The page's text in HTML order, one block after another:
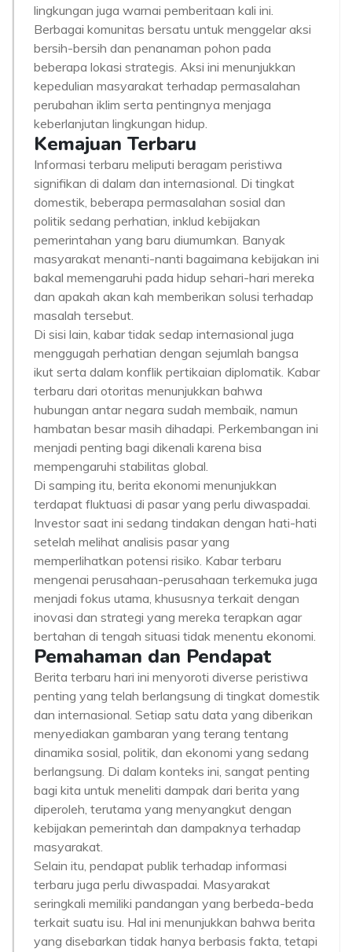
lingkungan juga warnai pemberitaan kali ini.
Berbagai komunitas bersatu untuk menggelar aksi
bersih-bersih dan penanaman pohon pada
beberapa lokasi strategis. Aksi ini menunjukkan
kepedulian masyarakat terhadap permasalahan
perubahan iklim serta pentingnya menjaga
keberlanjutan lingkungan hidup.
Kemajuan Terbaru
Informasi terbaru meliputi beragam peristiwa
signifikan di dalam dan internasional. Di tingkat
domestik, beberapa permasalahan sosial dan
politik sedang perhatian, inklud kebijakan
pemerintahan yang baru diumumkan. Banyak
masyarakat menanti-nanti bagaimana kebijakan ini
bakal memengaruhi pada hidup sehari-hari mereka
dan apakah akan kah memberikan solusi terhadap
masalah tersebut.
Di sisi lain, kabar tidak sedap internasional juga
menggugah perhatian dengan sejumlah bangsa
ikut serta dalam konflik pertikaian diplomatik. Kabar
terbaru dari otoritas menunjukkan bahwa
hubungan antar negara sudah membaik, namun
hambatan besar masih dihadapi. Perkembangan ini
menjadi penting bagi dikenali karena bisa
mempengaruhi stabilitas global.
Di samping itu, berita ekonomi menunjukkan
terdapat fluktuasi di pasar yang perlu diwaspadai.
Investor saat ini sedang tindakan dengan hati-hati
setelah melihat analisis pasar yang
memperlihatkan potensi risiko. Kabar terbaru
mengenai perusahaan-perusahaan terkemuka juga
menjadi fokus utama, khususnya terkait dengan
inovasi dan strategi yang mereka terapkan agar
bertahan di tengah situasi tidak menentu ekonomi.
Pemahaman dan Pendapat
Berita terbaru hari ini menyoroti diverse peristiwa
penting yang telah berlangsung di tingkat domestik
dan internasional. Setiap satu data yang diberikan
menyediakan gambaran yang terang tentang
dinamika sosial, politik, dan ekonomi yang sedang
berlangsung. Di dalam konteks ini, sangat penting
bagi kita untuk meneliti dampak dari berita yang
diperoleh, terutama yang menyangkut dengan
kebijakan pemerintah dan dampaknya terhadap
masyarakat.
Selain itu, pendapat publik terhadap informasi
terbaru juga perlu diwaspadai. Masyarakat
seringkali memiliki pandangan yang berbeda-beda
terkait suatu isu. Hal ini menunjukkan bahwa berita
yang disebarkan tidak hanya berbasis fakta, tetapi